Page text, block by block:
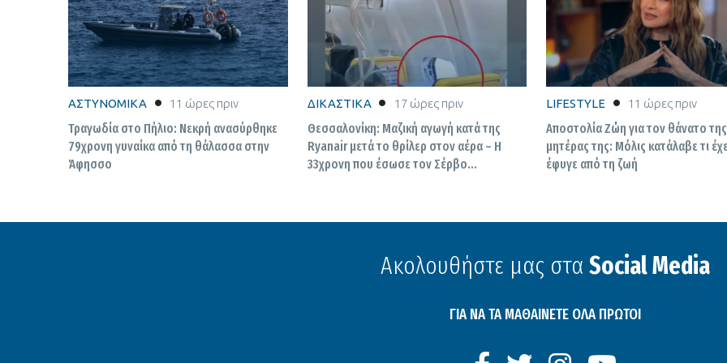
ΑΣΤΥΝΟΜΙΚΑ 11 ώρες πριν
Τραγωδία στο Πήλιο: Νεκρή ανασύρθηκε
79χρονη γυναίκα από τη θάλασσα στην
Άφησσο
ΔΙΚΑΣΤΙΚΑ 17 ώρες πριν
Θεσσαλονίκη: Μαζική αγωγή κατά της
Ryanair μετά το θρίλερ στον αέρα – Η
33χρονη που έσωσε τον Σέρβο
LIFESTYLE 11 ώρες πριν
Αποστολία Ζώη για τον θάνατο της
μητέρας της: Μόλις κατάλαβε τι
έφυγε από τη ζωή
Ακολουθήστε μας στα Social Media
ΓΙΑ ΝΑ ΤΑ ΜΑΘΑΙΝΕΤΕ ΟΛΑ ΠΡΩΤΟΙ